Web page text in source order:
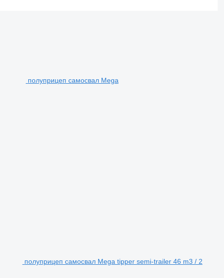
полуприцеп самосвал Mega
полуприцеп самосвал Mega tipper semi-trailer 46 m3 / 2